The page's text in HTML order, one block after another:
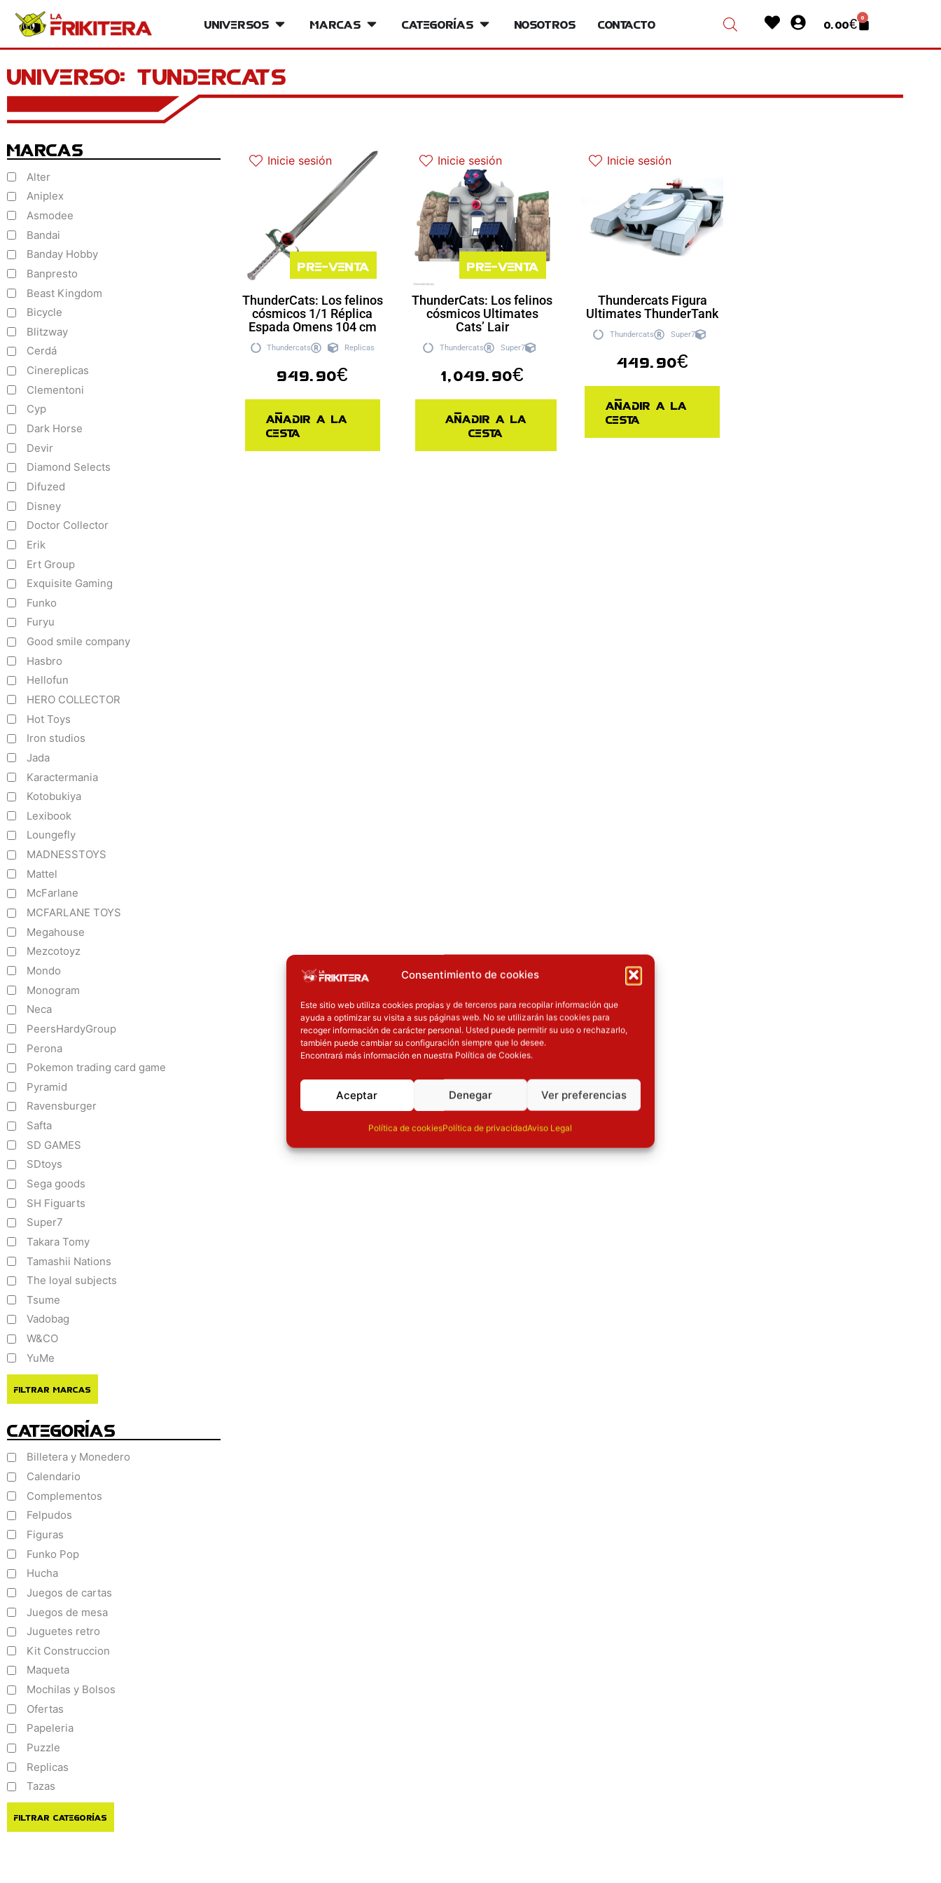
Consentimiento de cookies
Este sitio web utiliza cookies propias y de terceros para recopilar información que
ayuda a optimizar su visita a sus páginas web. No se utilizarán las cookies para
recoger información de carácter personal. Usted puede permitir su uso o rechazarlo,
también puede cambiar su configuración siempre que lo desee.
Encontrará más información en nuestra Política de Cookies.
Aceptar Denegar Ver preferencias
Política de cookiesPolítica de privacidadAviso Legal
contenido
Universos Open Universos
Marcas Open MarcasCategorías Open Categorías
Nosotros Contacto HeartUser-
circle
0.00€ 0
Cart
Universo: tundercats
Marcas
Alter
Aniplex
Asmodee
Bandai
Banday Hobby
Banpresto
Beast Kingdom
Bicycle
Blitzway
Cerdá
Cinereplicas
Clementoni
Cyp
Dark Horse
Devir
Diamond Selects
Difuzed
Disney
Doctor Collector
Erik
Ert Group
Exquisite Gaming
Funko
Furyu
Good smile company
Hasbro
Hellofun
HERO COLLECTOR
Hot Toys
Iron studios
Jada
Karactermania
Kotobukiya
Lexibook
Loungefly
MADNESSTOYS
Mattel
McFarlane
MCFARLANE TOYS
Megahouse
Mezcotoyz
Mondo
Monogram
Neca
PeersHardyGroup
Perona
Pokemon trading card game
Pyramid
Ravensburger
Safta
SD GAMES
SDtoys
Sega goods
SH Figuarts
Super7
Takara Tomy
Tamashii Nations
The loyal subjects
Tsume
Vadobag
W&CO
YuMe
Filtrar Marcas
Categorías
Billetera y Monedero
Calendario
Complementos
Felpudos
Figuras
Funko Pop
Hucha
Juegos de cartas
Juegos de mesa
Juguetes retro
Kit Construccion
Maqueta
Mochilas y Bolsos
Ofertas
Papeleria
Puzzle
Replicas
Tazas
Filtrar Categorías
Inicie sesión
Pre-venta
ThunderCats: Los felinos
cósmicos 1/1 Réplica
Espada Omens 104 cm
Thundercats Replicas
949.90€
Añadir a la
cesta
Inicie sesión
Pre-venta
ThunderCats: Los felinos
cósmicos Ultimates
Cats’ Lair
Thundercats Super7
1,049.90€
Añadir a la
cesta
Inicie sesión
Thundercats Figura
Ultimates ThunderTank
Thundercats Super7
449.90€
Añadir a la
cesta